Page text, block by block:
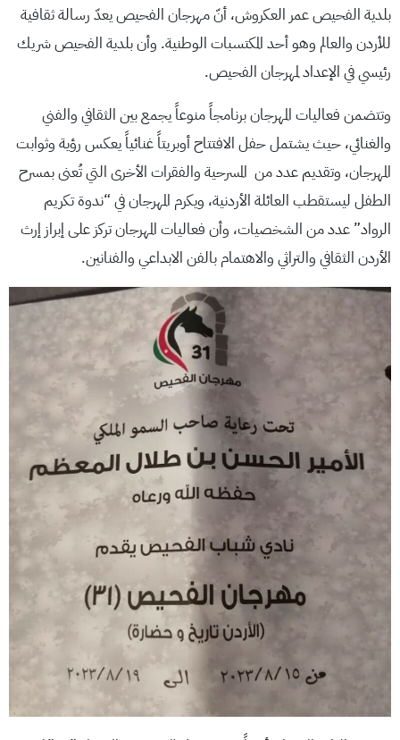
بلدية الفحيص عمر العكروش، أنّ مهرجان الفحيص يعدّ رسالة ثقافية
للأردن والعالم وهو أحد المكتسبات الوطنية. وأن بلدية الفحيص شريك
رئيسي في الإعداد لمهرجان الفحيص.
وتتضمن فعاليات المهرجان برنامجاً منوعاً يجمع بين الثقافي والفني
والغنائي، حيث يشتمل حفل الافتتاح أوبريتاً غنائياً يعكس رؤية وثوابت
المهرجان، وتقديم عدد من المسرحية والفقرات الأخرى التي تُعنى بمسرح
الطفل ليستقطب العائلة الأردنية، ويكرم المهرجان في “ندوة تكريم
الرواد” عدد من الشخصيات، وأن فعاليات المهرجان تركز على إبراز إرث
الأردن الثقافي والتراثي والاهتمام بالفن الابداعي والفنانين.